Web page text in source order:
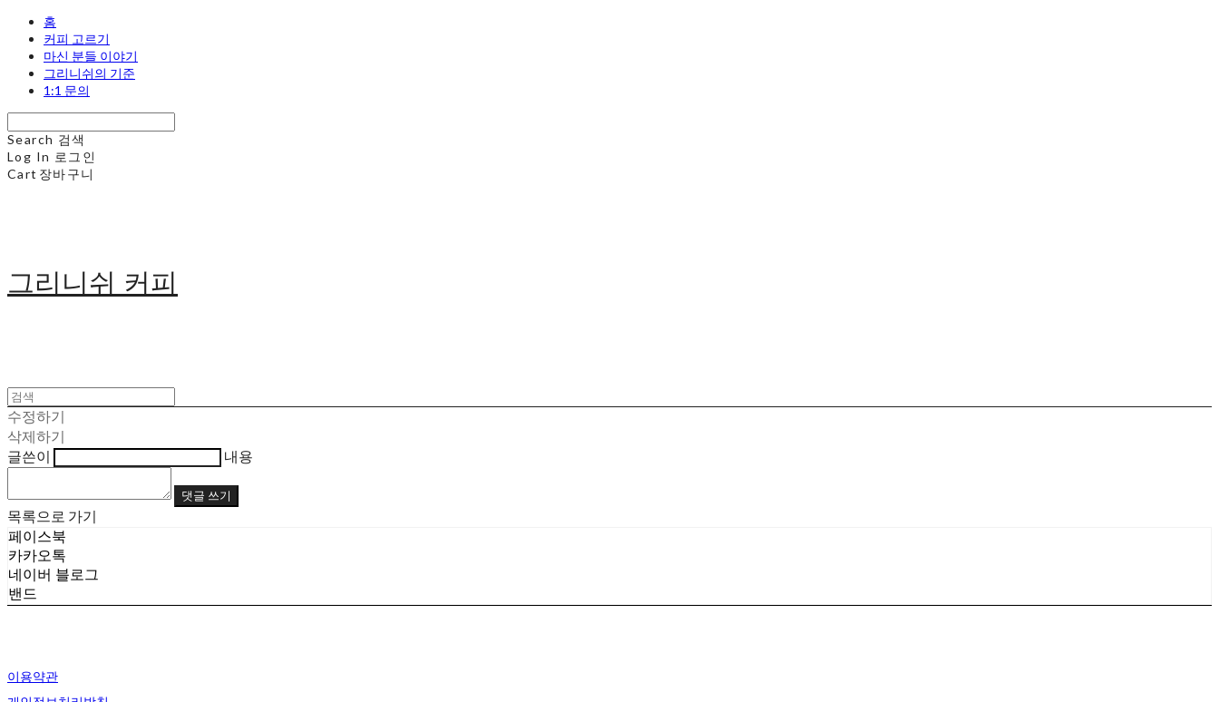
홈
커피 고르기
마신 분들 이야기
그리니쉬의 기준
1:1 문의
Search 검색
Log In 로그인
Cart 장바구니
그리니쉬 커피
수정하기
삭제하기
글쓴이
내용
댓글 쓰기
목록으로 가기
페이스북
카카오톡
네이버 블로그
밴드
이용약관